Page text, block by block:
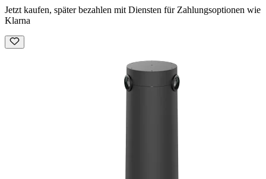
Jetzt kaufen, später bezahlen mit Diensten für Zahlungsoptionen wie
Klarna